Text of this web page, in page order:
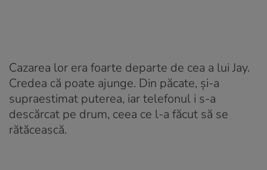
Cazarea lor era foarte departe de cea a lui Jay.
Credea că poate ajunge. Din păcate, și-a
supraestimat puterea, iar telefonul i s-a
descărcat pe drum, ceea ce l-a făcut să se
rătăcească.